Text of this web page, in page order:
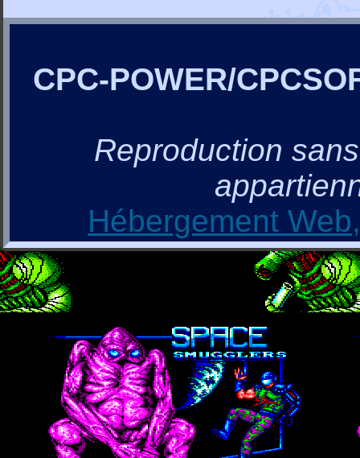
CPC-POWER/
Reproduction
Hébergement